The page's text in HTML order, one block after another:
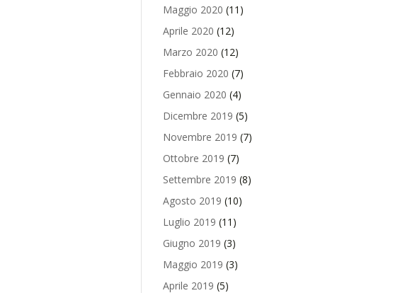
Maggio 2020 (11)
Aprile 2020 (12)
Marzo 2020 (12)
Febbraio 2020 (7)
Gennaio 2020 (4)
Dicembre 2019 (5)
Novembre 2019 (7)
Ottobre 2019 (7)
Settembre 2019 (8)
Agosto 2019 (10)
Luglio 2019 (11)
Giugno 2019 (3)
Maggio 2019 (3)
Aprile 2019 (5)